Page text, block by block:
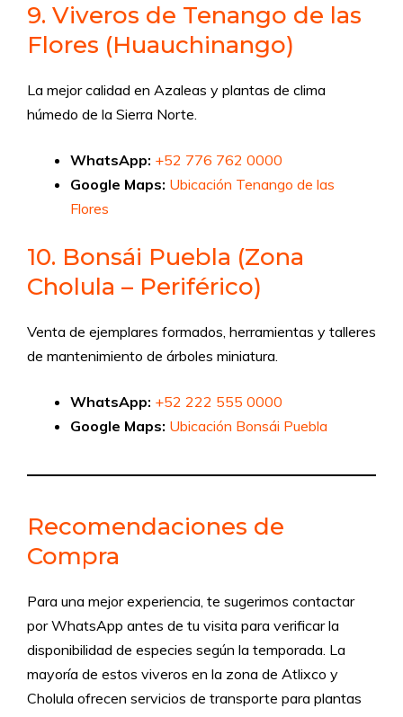
9. Viveros de Tenango de las
Flores (Huauchinango)
La mejor calidad en Azaleas y plantas de clima
húmedo de la Sierra Norte.
WhatsApp: +52 776 762 0000
Google Maps: Ubicación Tenango de las
Flores
10. Bonsái Puebla (Zona
Cholula – Periférico)
Venta de ejemplares formados, herramientas y talleres
de mantenimiento de árboles miniatura.
WhatsApp: +52 222 555 0000
Google Maps: Ubicación Bonsái Puebla
Recomendaciones de
Compra
Para una mejor experiencia, te sugerimos contactar
por WhatsApp antes de tu visita para verificar la
disponibilidad de especies según la temporada. La
mayoría de estos viveros en la zona de Atlixco y
Cholula ofrecen servicios de transporte para plantas